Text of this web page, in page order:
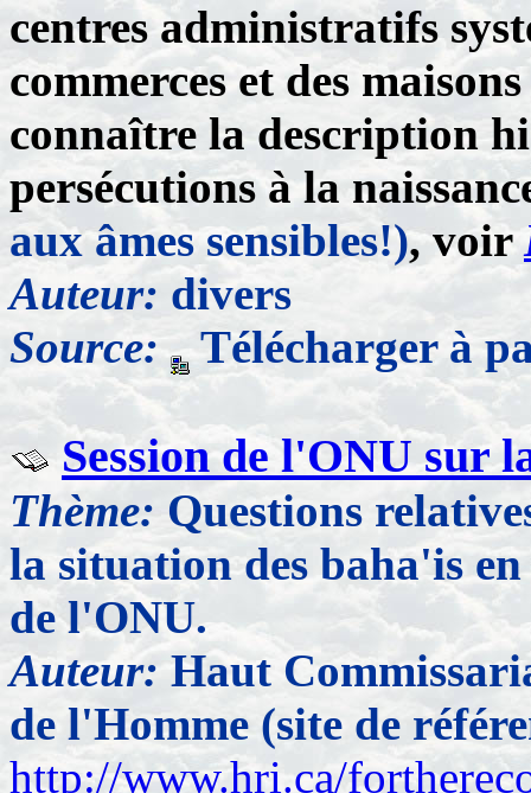
centres administratifs
commerces et des
connaître la description
persécutions à la
aux âmes sensibles!), voir
Auteur: divers
Source:
Téléchargerà
Session de l'ONU sur
Thème: Questions
la situation des baha'is
de l'ONU.
Auteur: Haut
de l'Homme (site de
http://www.hri.ca/